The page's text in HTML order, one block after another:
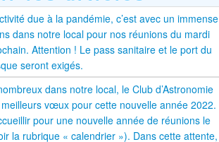
due à la pandémie, c’est avec un immense
dans notre local pour nos réunions du mardi
Attention ! Le pass sanitaire et le port du
seront exigés.
dans notre local, le Club d’Astronomie
vœux pour cette nouvelle année 2022.
pour une nouvelle année de réunions le
la rubrique « calendrier »). Dans cette attente,